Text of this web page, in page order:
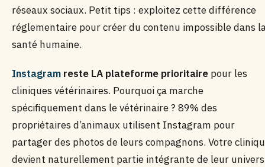
réseaux sociaux. Petit tips : exploitez cette différence
réglementaire pour créer du contenu impossible dans
santé humaine.
Instagram reste LA plateforme prioritaire pour les
cliniques vétérinaires. Pourquoi ça marche
spécifiquement dans le vétérinaire ? 89% des
propriétaires d’animaux utilisent Instagram pour
partager des photos de leurs compagnons. Votre
devient naturellement partie intégrante de leur univers